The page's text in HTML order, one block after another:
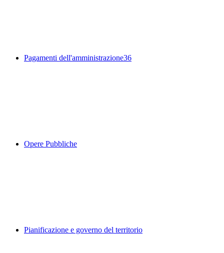
Pagamenti dell'amministrazione36
Opere Pubbliche
Pianificazione e governo del territorio